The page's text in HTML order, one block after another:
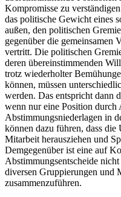
Kompromisse zu
das politische Gewicht eines
außen, den politischen
gegenüber die gemeinsamen
vertritt. Die politischen
deren übereinstimmenden
trotz wiederholter
können, müssen
werden. Das entspricht dann
wenn nur eine Position
Abstimmungsniederlagen in
können dazu führen, dass die
Mitarbeit herausziehen und
Demgegenüber ist eine auf
Abstimmungsentscheide
diversen Gruppierungen und
zusammenzuführen.